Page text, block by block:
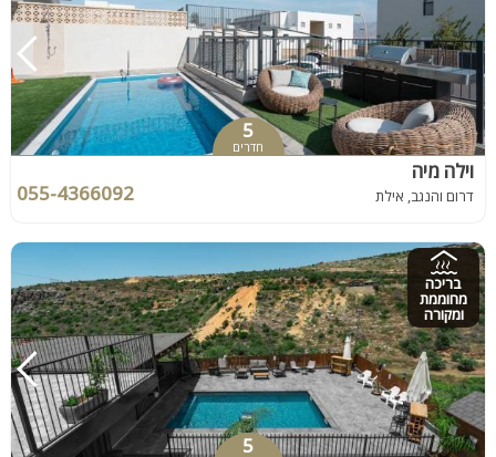
5
חדרים
וילה מיה
דרום והנגב, אילת 055-4366092
בריכה
מחוממת
ומקורה
5